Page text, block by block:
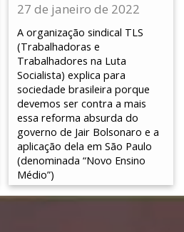
27 de janeiro de 2022
A organização sindical TLS
(Trabalhadoras e
Trabalhadores na Luta
Socialista) explica para
sociedade brasileira porque
devemos ser contra a mais
essa reforma absurda do
governo de Jair Bolsonaro e a
aplicação dela em São Paulo
(denominada “Novo Ensino
Médio”)